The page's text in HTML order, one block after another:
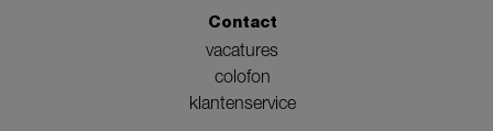
Contact
vacatures
colofon
klantenservice